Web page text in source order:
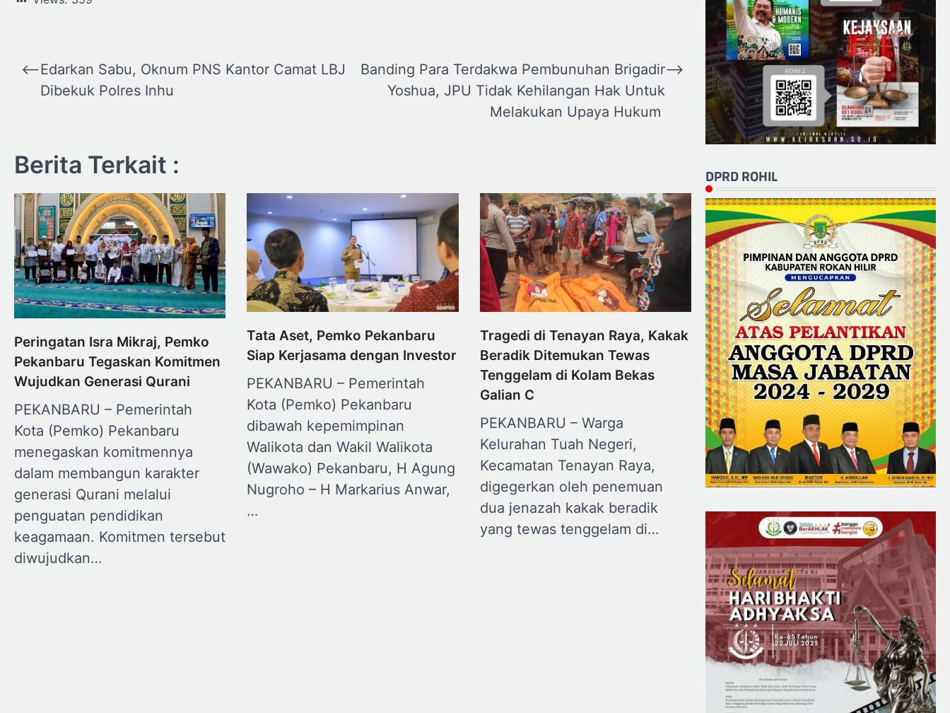
Navigasi
pos
⟵Edarkan Sabu, Oknum PNS Kantor Camat LBJ
Dibekuk Polres Inhu
Banding Para Terdakwa Pembunuhan Brigadir
Yoshua, JPU Tidak Kehilangan Hak Untuk
Melakukan Upaya Hukum
⟶
Berita Terkait :
Peringatan Isra Mikraj, Pemko
Pekanbaru Tegaskan Komitmen
Wujudkan Generasi Qurani
PEKANBARU – Pemerintah
Kota (Pemko) Pekanbaru
menegaskan komitmennya
dalam membangun karakter
generasi Qurani melalui
penguatan pendidikan
keagamaan. Komitmen tersebut
diwujudkan…
Tata Aset, Pemko Pekanbaru
Siap Kerjasama dengan Investor
PEKANBARU – Pemerintah
Kota (Pemko) Pekanbaru
dibawah kepemimpinan
Walikota dan Wakil Walikota
(Wawako) Pekanbaru, H Agung
Nugroho – H Markarius Anwar,
…
Tragedi di Tenayan Raya, Kakak
Beradik Ditemukan Tewas
Tenggelam di Kolam Bekas
Galian C
PEKANBARU – Warga
Kelurahan Tuah Negeri,
Kecamatan Tenayan Raya,
digegerkan oleh penemuan
dua jenazah kakak beradik
yang tewas tenggelam di…
DPRD ROHIL